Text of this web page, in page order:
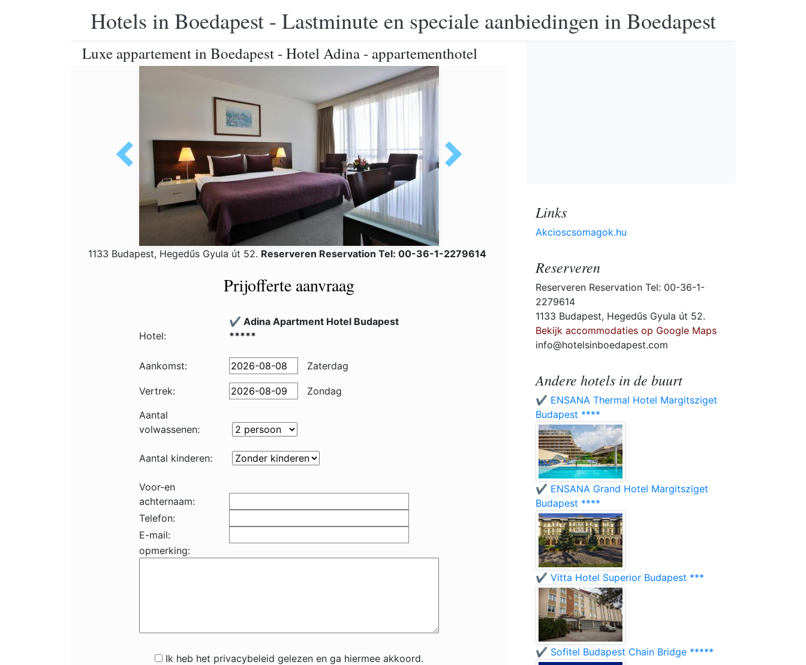
Hotels in Boedapest - Lastminute en speciale aanbiedingen in Boedapest
Luxe appartement in Boedapest - Hotel Adina - appartementhotel
1133 Budapest, Hegedűs Gyula út 52. Reserveren Reservation Tel: 00-36-1-2279614
Prijofferte aanvraag
Hotel:
✔️ Adina Apartment Hotel Budapest
*****
Aankomst: Zaterdag
Vertrek:
Zondag
Aantal
volwassenen:
Aantal kinderen:
Voor-en
achternaam:
Telefon:
E-mail:
opmerking:
Ik heb het privacybeleid gelezen en ga hiermee akkoord.
Links
Akcioscsomagok.hu
Reserveren
Reserveren Reservation Tel: 00-36-1-
2279614
1133 Budapest, Hegedűs Gyula út 52.
Bekijk accommodaties op Google Maps
info@hotelsinboedapest.com
Andere hotels in de buurt
✔️ ENSANA Thermal Hotel Margitsziget
Budapest ****
✔️ ENSANA Grand Hotel Margitsziget
Budapest ****
✔️ Vitta Hotel Superior Budapest ***
✔️ Sofitel Budapest Chain Bridge *****